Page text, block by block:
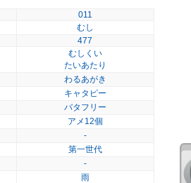
011
むし
477
むしくい
たいあたり
わるあがき
キャタピー
バタフリー
アメ12個
-
第一世代
-
雨